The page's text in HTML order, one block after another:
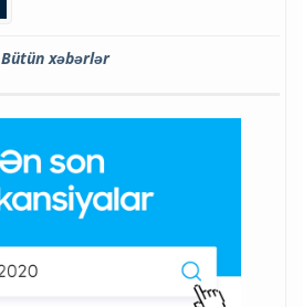
Bütün xəbərlər